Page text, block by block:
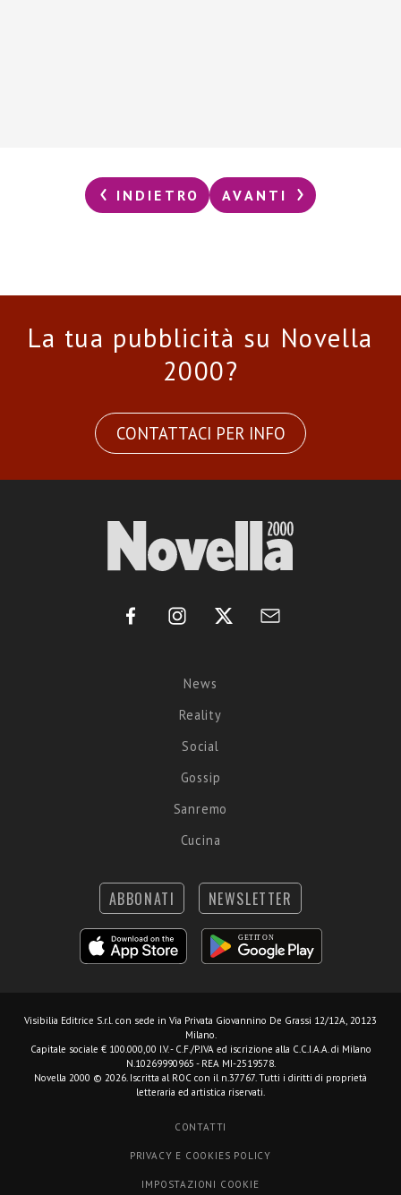
INDIETRO AVANTI
La tua pubblicità su Novella
2000?
CONTATTACI PER INFO
News
Reality
Social
Gossip
Sanremo
Cucina
ABBONATI NEWSLETTER
Visibilia Editrice S.r.l. con sede in Via Privata Giovannino De Grassi 12/12A, 20123
Milano.
Capitale sociale € 100.000,00 I.V. - C.F./P.IVA ed iscrizione alla C.C.I.A.A. di Milano
N.10269990965 - REA MI-2519578.
Novella 2000 © 2026. Iscritta al ROC con il n.37767. Tutti i diritti di proprietà
letteraria ed artistica riservati.
CONTATTI
PRIVACY E COOKIES POLICY
IMPOSTAZIONI COOKIE